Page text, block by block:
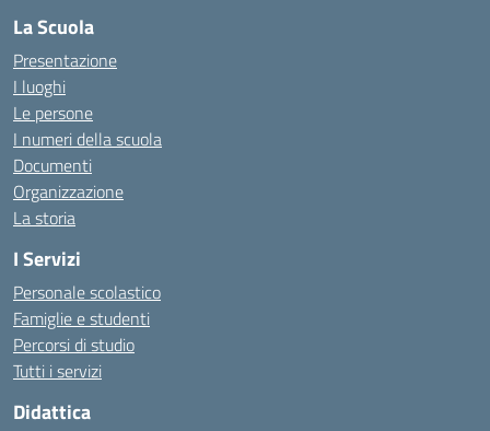
La Scuola
Presentazione
I luoghi
Le persone
I numeri della scuola
Documenti
Organizzazione
La storia
I Servizi
Personale scolastico
Famiglie e studenti
Percorsi di studio
Tutti i servizi
Didattica